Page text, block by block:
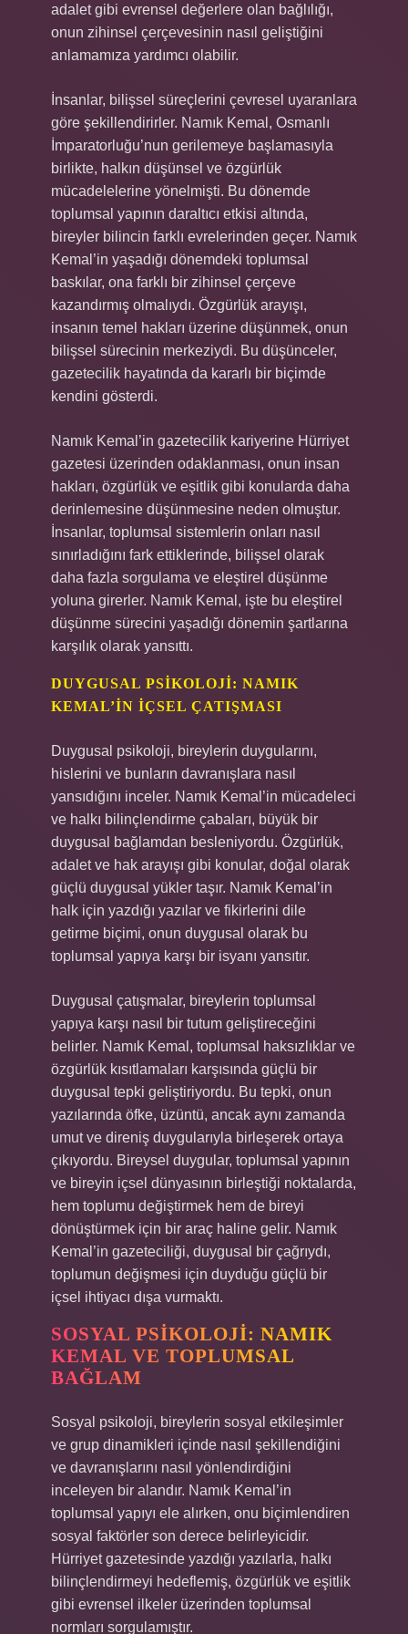
adalet gibi evrensel değerlere olan bağlılığı,
onun zihinsel çerçevesinin nasıl geliştiğini
anlamamıza yardımcı olabilir.
İnsanlar, bilişsel süreçlerini çevresel uyaranlara
göre şekillendirirler. Namık Kemal, Osmanlı
İmparatorluğu’nun gerilemeye başlamasıyla
birlikte, halkın düşünsel ve özgürlük
mücadelelerine yönelmişti. Bu dönemde
toplumsal yapının daraltıcı etkisi altında,
bireyler bilincin farklı evrelerinden geçer. Namık
Kemal’in yaşadığı dönemdeki toplumsal
baskılar, ona farklı bir zihinsel çerçeve
kazandırmış olmalıydı. Özgürlük arayışı,
insanın temel hakları üzerine düşünmek, onun
bilişsel sürecinin merkeziydi. Bu düşünceler,
gazetecilik hayatında da kararlı bir biçimde
kendini gösterdi.
Namık Kemal’in gazetecilik kariyerine Hürriyet
gazetesi üzerinden odaklanması, onun insan
hakları, özgürlük ve eşitlik gibi konularda daha
derinlemesine düşünmesine neden olmuştur.
İnsanlar, toplumsal sistemlerin onları nasıl
sınırladığını fark ettiklerinde, bilişsel olarak
daha fazla sorgulama ve eleştirel düşünme
yoluna girerler. Namık Kemal, işte bu eleştirel
düşünme sürecini yaşadığı dönemin şartlarına
karşılık olarak yansıttı.
DUYGUSAL PSIKOLOJI: NAMIK
KEMAL’IN İÇSEL ÇATIŞMASI
Duygusal psikoloji, bireylerin duygularını,
hislerini ve bunların davranışlara nasıl
yansıdığını inceler. Namık Kemal’in mücadeleci
ve halkı bilinçlendirme çabaları, büyük bir
duygusal bağlamdan besleniyordu. Özgürlük,
adalet ve hak arayışı gibi konular, doğal olarak
güçlü duygusal yükler taşır. Namık Kemal’in
halk için yazdığı yazılar ve fikirlerini dile
getirme biçimi, onun duygusal olarak bu
toplumsal yapıya karşı bir isyanı yansıtır.
Duygusal çatışmalar, bireylerin toplumsal
yapıya karşı nasıl bir tutum geliştireceğini
belirler. Namık Kemal, toplumsal haksızlıklar ve
özgürlük kısıtlamaları karşısında güçlü bir
duygusal tepki geliştiriyordu. Bu tepki, onun
yazılarında öfke, üzüntü, ancak aynı zamanda
umut ve direniş duygularıyla birleşerek ortaya
çıkıyordu. Bireysel duygular, toplumsal yapının
ve bireyin içsel dünyasının birleştiği noktalarda,
hem toplumu değiştirmek hem de bireyi
dönüştürmek için bir araç haline gelir. Namık
Kemal’in gazeteciliği, duygusal bir çağrıydı,
toplumun değişmesi için duyduğu güçlü bir
içsel ihtiyacı dışa vurmaktı.
SOSYAL PSIKOLOJI: NAMIK
KEMAL VE TOPLUMSAL
BAĞLAM
Sosyal psikoloji, bireylerin sosyal etkileşimler
ve grup dinamikleri içinde nasıl şekillendiğini
ve davranışlarını nasıl yönlendirdiğini
inceleyen bir alandır. Namık Kemal’in
toplumsal yapıyı ele alırken, onu biçimlendiren
sosyal faktörler son derece belirleyicidir.
Hürriyet gazetesinde yazdığı yazılarla, halkı
bilinçlendirmeyi hedeflemiş, özgürlük ve eşitlik
gibi evrensel ilkeler üzerinden toplumsal
normları sorgulamıştır.